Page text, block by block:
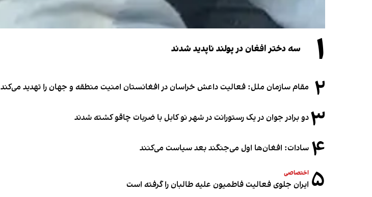
۱ سه دختر افغان در پولند ناپدید شدند
۲ مقام سازمان ملل: فعالیت داعش خراسان در افغانستان امنیت منطقه و جهان را تهدید می‌کند
۳دو برادر جوان در یک رستورانت در شهر نو کابل با ضربات چاقو کشته شدند
۴ سادات: افغان‌ها اول می‌جنگند بعد سیاست می‌کنند
۵ اختصاصی
ایران جلوی فعالیت فاطمیون علیه طالبان را گرفته است